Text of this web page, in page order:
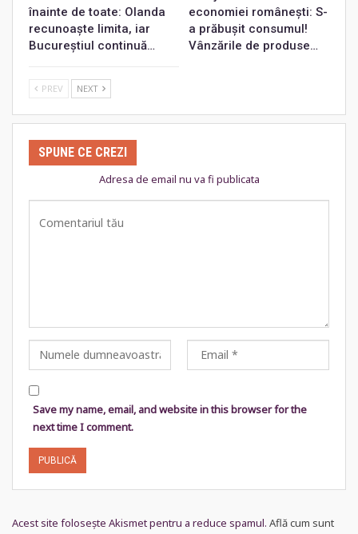
înainte de toate: Olanda
recunoaște limita, iar
Bucureștiul continuă…
economiei românești: S-
a prăbușit consumul!
Vânzările de produse…
PREV NEXT
SPUNE CE CREZI
Adresa de email nu va fi publicata
Save my name, email, and website in this browser for the
next time I comment.
Acest site folosește Akismet pentru a reduce spamul. Află cum sunt